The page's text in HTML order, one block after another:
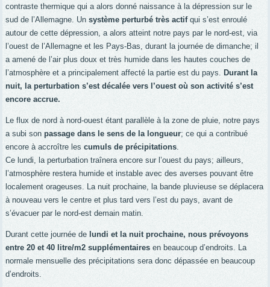
contraste thermique qui a alors donné naissance à la dépression sur le
sud de l’Allemagne. Unsystème perturbé très actifqui s’est enroulé
autour de cette dépression, a alors atteint notre pays par le nord-est, via
l’ouest de l’Allemagne et les Pays-Bas, durant la journée de dimanche; il
a amené de l’air plus doux et très humide dans les hautes couches de
l’atmosphère et a principalement affecté la partie est du pays. Durant la
nuit, la perturbation s’est décalée vers l’ouest où son activité s’est
encore accrue.
Le flux de nord à nord-ouest étant parallèle à la zone de pluie, notre pays
a subi sonpassage dans le sens de la longueur; ce qui a contribué
encore à accroître lescumuls de précipitations.
Ce lundi, la perturbation traînera encore sur l’ouest du pays; ailleurs,
l’atmosphère restera humide et instable avec des averses pouvant être
localement orageuses. La nuit prochaine, la bande pluvieuse se déplacera
à nouveau vers le centre et plus tard vers l’est du pays, avant de
s’évacuer par le nord-est demain matin.
Durant cette journée de lundi et la nuit prochaine, nous prévoyons
entre 20 et 40 litre/m2 supplémentaires en beaucoup d’endroits. La
normale mensuelle des précipitations sera donc dépassée en beaucoup
d’endroits.